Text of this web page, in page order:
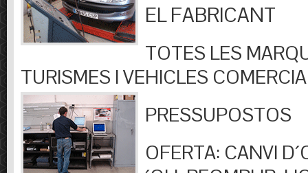
EL FABRICANT
TOTES LES
TURISMES I VEHICLES
PRESSUPOSTOS
OFERTA: CANVI